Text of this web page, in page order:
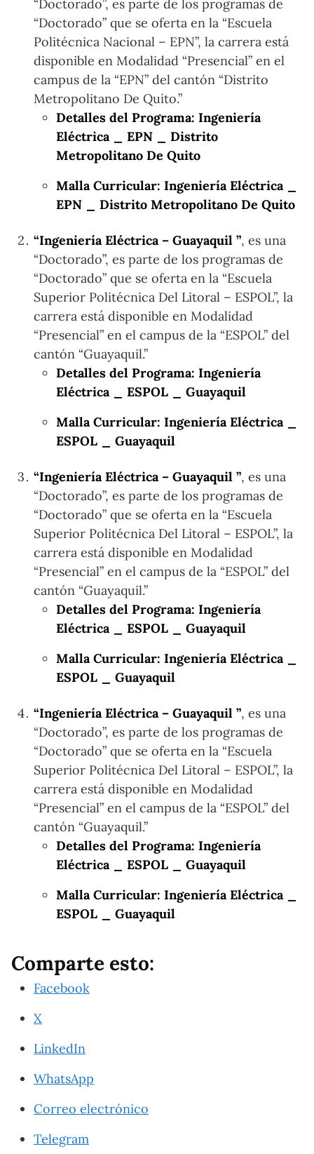
“Doctorado”, es parte de los programas de
“Doctorado” que se oferta en la “Escuela
Politécnica Nacional – EPN”, la carrera está
disponible en Modalidad “Presencial” en el
campus de la “EPN” del cantón “Distrito
Metropolitano De Quito.”
Detalles del Programa: Ingeniería
Eléctrica _ EPN _ Distrito
Metropolitano De Quito
Malla Curricular: Ingeniería Eléctrica _
EPN _ Distrito Metropolitano De Quito
“Ingeniería Eléctrica – Guayaquil ”, es una
“Doctorado”, es parte de los programas de
“Doctorado” que se oferta en la “Escuela
Superior Politécnica Del Litoral – ESPOL”, la
carrera está disponible en Modalidad
“Presencial” en el campus de la “ESPOL” del
cantón “Guayaquil.”
Detalles del Programa: Ingeniería
Eléctrica _ ESPOL _ Guayaquil
Malla Curricular: Ingeniería Eléctrica _
ESPOL _ Guayaquil
“Ingeniería Eléctrica – Guayaquil ”, es una
“Doctorado”, es parte de los programas de
“Doctorado” que se oferta en la “Escuela
Superior Politécnica Del Litoral – ESPOL”, la
carrera está disponible en Modalidad
“Presencial” en el campus de la “ESPOL” del
cantón “Guayaquil.”
Detalles del Programa: Ingeniería
Eléctrica _ ESPOL _ Guayaquil
Malla Curricular: Ingeniería Eléctrica _
ESPOL _ Guayaquil
“Ingeniería Eléctrica – Guayaquil ”, es una
“Doctorado”, es parte de los programas de
“Doctorado” que se oferta en la “Escuela
Superior Politécnica Del Litoral – ESPOL”, la
carrera está disponible en Modalidad
“Presencial” en el campus de la “ESPOL” del
cantón “Guayaquil.”
Detalles del Programa: Ingeniería
Eléctrica _ ESPOL _ Guayaquil
Malla Curricular: Ingeniería Eléctrica _
ESPOL _ Guayaquil
Comparte esto:
Facebook
X
LinkedIn
WhatsApp
Correo electrónico
Telegram